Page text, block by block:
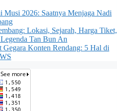
Musi 2026: Saatnya Menjaga Nadi
Lokasi, Sejarah, Harga Tiket,
Tan Bun An
Gegara Konten Rendang: 5 Hal di